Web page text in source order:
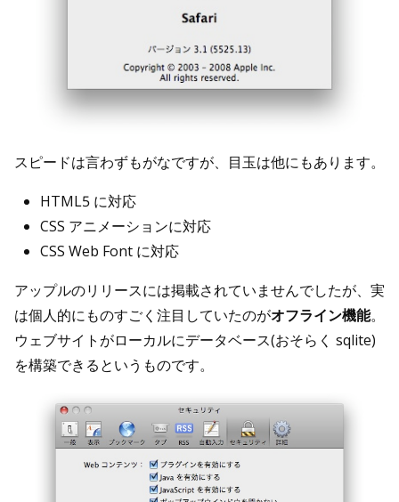
スピードは言わずもがなですが、目玉は他にもあります。
HTML5 に対応
CSS アニメーションに対応
CSS Web Font に対応
アップルのリリースには掲載されていませんでしたが、実
は個人的にものすごく注目していたのがオフライン機能。
ウェブサイトがローカルにデータベース(おそらく sqlite)
を構築できるというものです。